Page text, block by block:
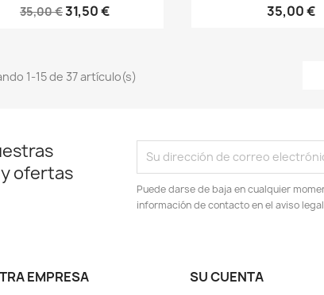
35,00 €31,50 € 35,00 €
1-15 de 37 artículo(s)
ofertas
Puede darse de baja en cualquier
información de contacto en el aviso
EMPRESA SU CUENTA